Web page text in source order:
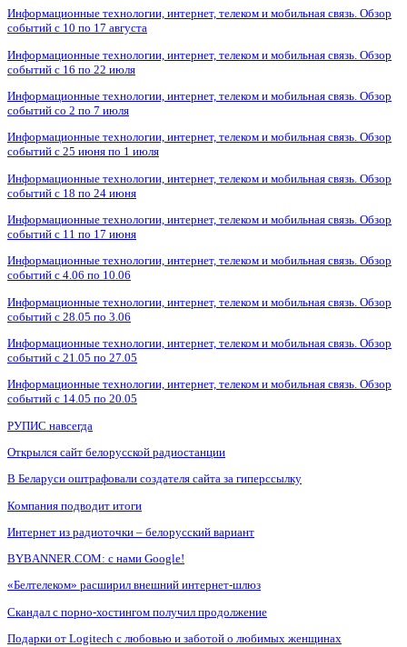
Информационные технологии, интернет, телеком и мобильная связь. Обзор
событий с 10 по 17 августа
Информационные технологии, интернет, телеком и мобильная связь. Обзор
событий с 16 по 22 июля
Информационные технологии, интернет, телеком и мобильная связь. Обзор
событий со 2 по 7 июля
Информационные технологии, интернет, телеком и мобильная связь. Обзор
событий с 25 июня по 1 июля
Информационные технологии, интернет, телеком и мобильная связь. Обзор
событий с 18 по 24 июня
Информационные технологии, интернет, телеком и мобильная связь. Обзор
событий с 11 по 17 июня
Информационные технологии, интернет, телеком и мобильная связь. Обзор
событий с 4.06 по 10.06
Информационные технологии, интернет, телеком и мобильная связь. Обзор
событий с 28.05 по 3.06
Информационные технологии, интернет, телеком и мобильная связь. Обзор
событий с 21.05 по 27.05
Информационные технологии, интернет, телеком и мобильная связь. Обзор
событий с 14.05 по 20.05
РУПИС навсегда
Открылся сайт белорусской радиостанции
В Беларуси оштрафовали создателя сайта за гиперссылку
Компания подводит итоги
Интернет из радиоточки – белорусский вариант
BYBANNER.COM: c нами Google!
«Белтелеком» расширил внешний интернет-шлюз
Скандал с порно-хостингом получил продолжение
Подарки от Logitech с любовью и заботой о любимых женщинах